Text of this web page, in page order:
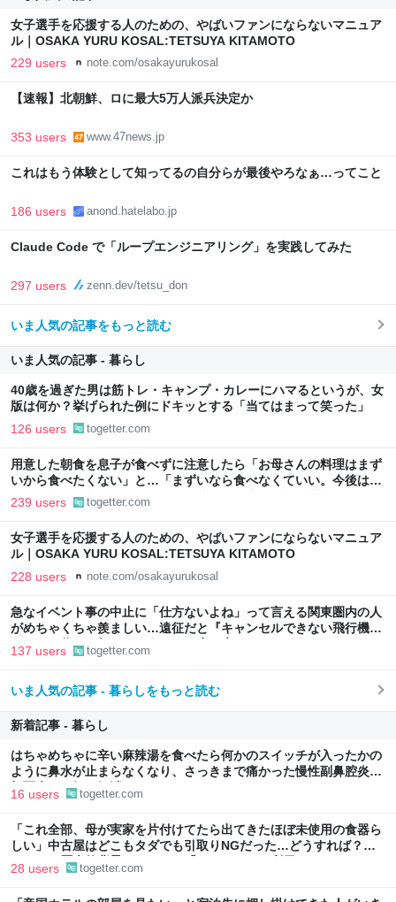
女子選手を応援する人のための、やばいファンにならないマニュア
ル｜OSAKA YURU KOSAL:TETSUYA KITAMOTO
229 users note.com/osakayurukosal
【速報】北朝鮮、ロに最大5万人派兵決定か
353 users www.47news.jp
これはもう体験として知ってるの自分らが最後やろなぁ…ってこと
186 users anond.hatelabo.jp
Claude Code で「ループエンジニアリング」を実践してみた
297 users zenn.dev/tetsu_don
いま人気の記事をもっと読む
いま人気の記事 - 暮らし
40歳を過ぎた男は筋トレ・キャンプ・カレーにハマるというが、女
版は何か？挙げられた例にドキッとする「当てはまって笑った」
126 users togetter.com
用意した朝食を息子が食べずに注意したら「お母さんの料理はまず
いから食べたくない」と…「まずいなら食べなくていい。今後は自
分で食事を用意しなさい。お金は渡す」と言った話が議論に
239 users togetter.com
女子選手を応援する人のための、やばいファンにならないマニュア
ル｜OSAKA YURU KOSAL:TETSUYA KITAMOTO
228 users note.com/osakayurukosal
急なイベント事の中止に「仕方ないよね」って言える関東圏内の人
がめちゃくちゃ羨ましい…遠征だと『キャンセルできない飛行機代
とホテル代』の怒りがどうしても先に来る
137 users togetter.com
いま人気の記事 - 暮らしをもっと読む
新着記事 - 暮らし
はちゃめちゃに辛い麻辣湯を食べたら何かのスイッチが入ったかの
ように鼻水が止まらなくなり、さっきまで痛かった慢性副鼻腔炎の
顔面痛が一気に解消した
16 users togetter.com
「これ全部、母が実家を片付けてたら出てきたほぼ未使用の食器ら
しい」中古屋はどこもタダでも引取りNGだった…どうすれば？→
どうやら歴史的背景がありそう「ジモティーを利用しては？」
28 users togetter.com